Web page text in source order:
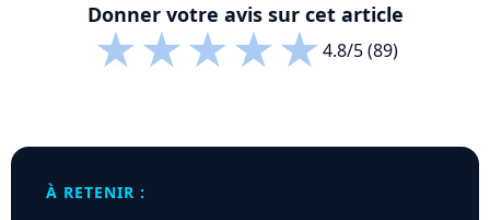
Donner votre avis sur cet article
★★★★★4.8/5 (89)
À RETENIR :